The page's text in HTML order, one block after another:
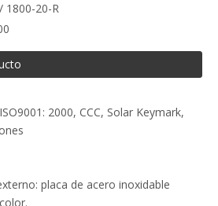
1800-20-R
2000, CCC, Solar Keymark,
placa de acero inoxidable